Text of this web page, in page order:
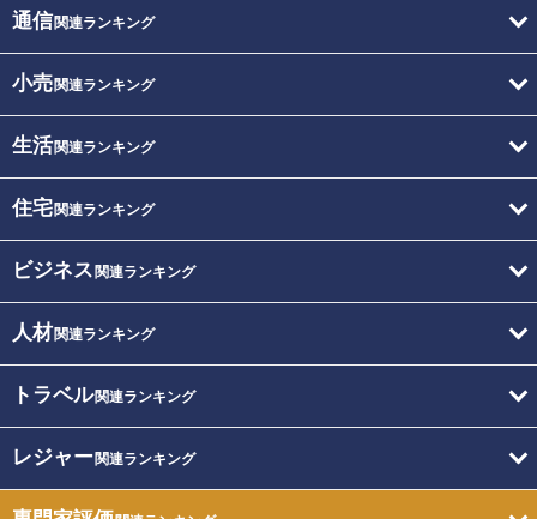
通信関連ランキング
小売関連ランキング
生活関連ランキング
住宅関連ランキング
ビジネス 関連ランキング
人材関連ランキング
トラベル関連ランキング
レジャー関連ランキング